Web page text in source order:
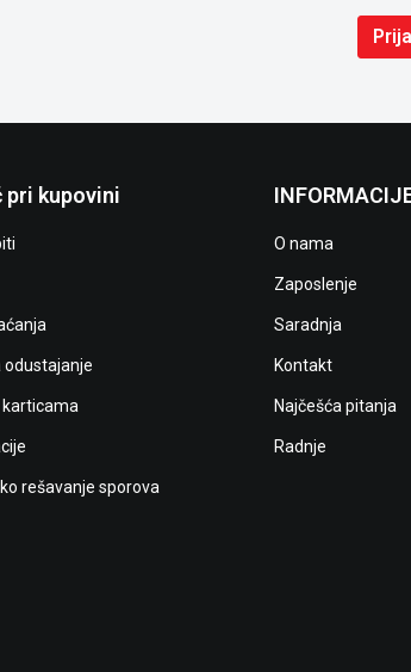
pri kupovini
odustajanje
karticama
rešavanje sporova
O nama
Zaposlenje
Saradnja
Kontakt
Najčešća pitanja
Radnje